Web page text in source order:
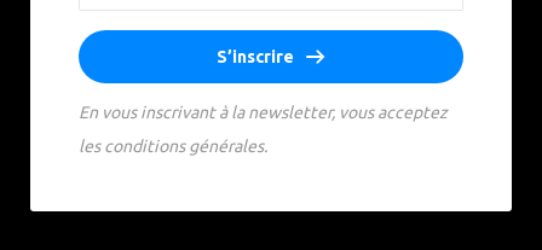
S’inscrire
En vous inscrivant à la newsletter, vous acceptez
les conditions générales.